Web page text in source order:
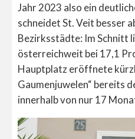
Jahr 2023 also ein
schneidet St. Veit besser
Bezirksstädte: Im Schnitt
österreichweit bei 17,1
Hauptplatz eröffnete
Gaumenjuwelen“ bereits
innerhalb von nur 17